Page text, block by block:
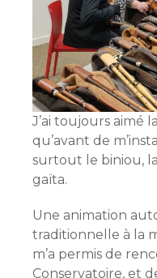
J’ai toujours aimé
qu’avant de
surtout le biniou,
gaïta.
Une animation
traditionnelle à la
m’a permis de
Conservatoire, et